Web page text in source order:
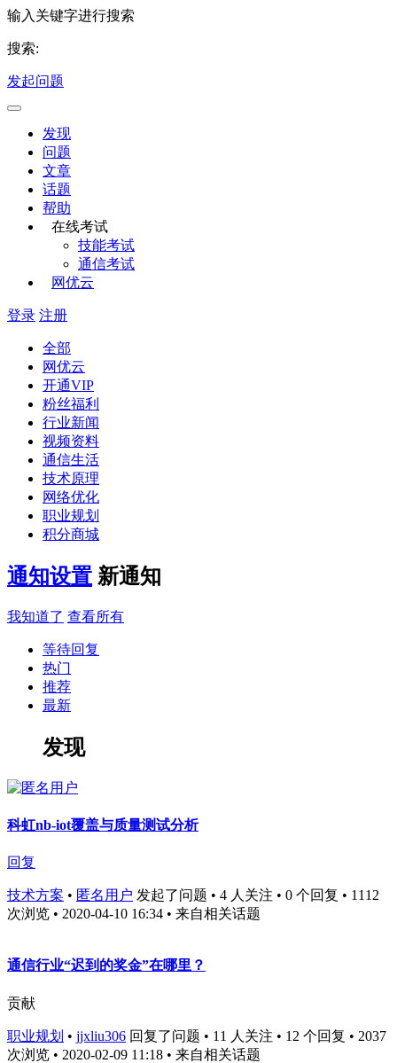
输入关键字进行搜索
搜索:
发起问题
发现
问题
文章
话题
帮助
在线考试
技能考试
通信考试
网优云
登录 注册
全部
网优云
开通VIP
粉丝福利
行业新闻
视频资料
通信生活
技术原理
网络优化
职业规划
积分商城
通知设置 新通知
我知道了 查看所有
等待回复
热门
推荐
最新
发现
科虹nb-iot覆盖与质量测试分析
回复
技术方案 • 匿名用户 发起了问题 • 4 人关注 • 0 个回复 • 1112
次浏览 • 2020-04-10 16:34 • 来自相关话题
通信行业“迟到的奖金”在哪里？
贡献
职业规划 • jjxliu306 回复了问题 • 11 人关注 • 12 个回复 • 2037
次浏览 • 2020-02-09 11:18 • 来自相关话题